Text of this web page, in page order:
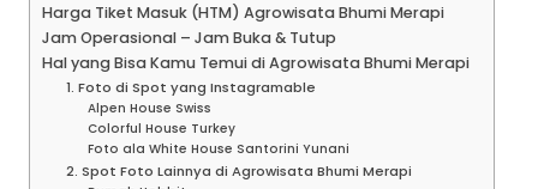
Harga Tiket Masuk (HTM) Agrowisata Bhumi Merapi
Jam Operasional – Jam Buka & Tutup
Hal yang Bisa Kamu Temui di Agrowisata Bhumi Merapi
1. Foto di Spot yang Instagramable
Alpen House Swiss
Colorful House Turkey
Foto ala White House Santorini Yunani
2. Spot Foto Lainnya di Agrowisata Bhumi Merapi